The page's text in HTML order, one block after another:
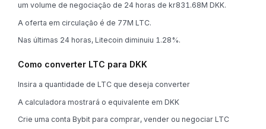
um volume de negociação de 24 horas de kr831.68M DKK.
A oferta em circulação é de 77M LTC.
Nas últimas 24 horas, Litecoin diminuiu 1.28%.
Como converter LTC para DKK
Insira a quantidade de LTC que deseja converter
A calculadora mostrará o equivalente em DKK
Crie uma conta Bybit para comprar, vender ou negociar LTC